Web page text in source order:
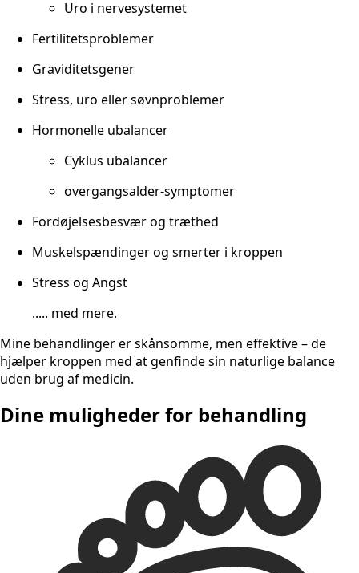
Uro i nervesystemet
Fertilitetsproblemer
Graviditetsgener
Stress, uro eller søvnproblemer
Hormonelle ubalancer
Cyklus ubalancer
overgangsalder-symptomer
Fordøjelsesbesvær og træthed
Muskelspændinger og smerter i kroppen
Stress og Angst
..... med mere.
Mine behandlinger er skånsomme, men effektive – de
hjælper kroppen med at genfinde sin naturlige balance
uden brug af medicin.
Dine muligheder for behandling